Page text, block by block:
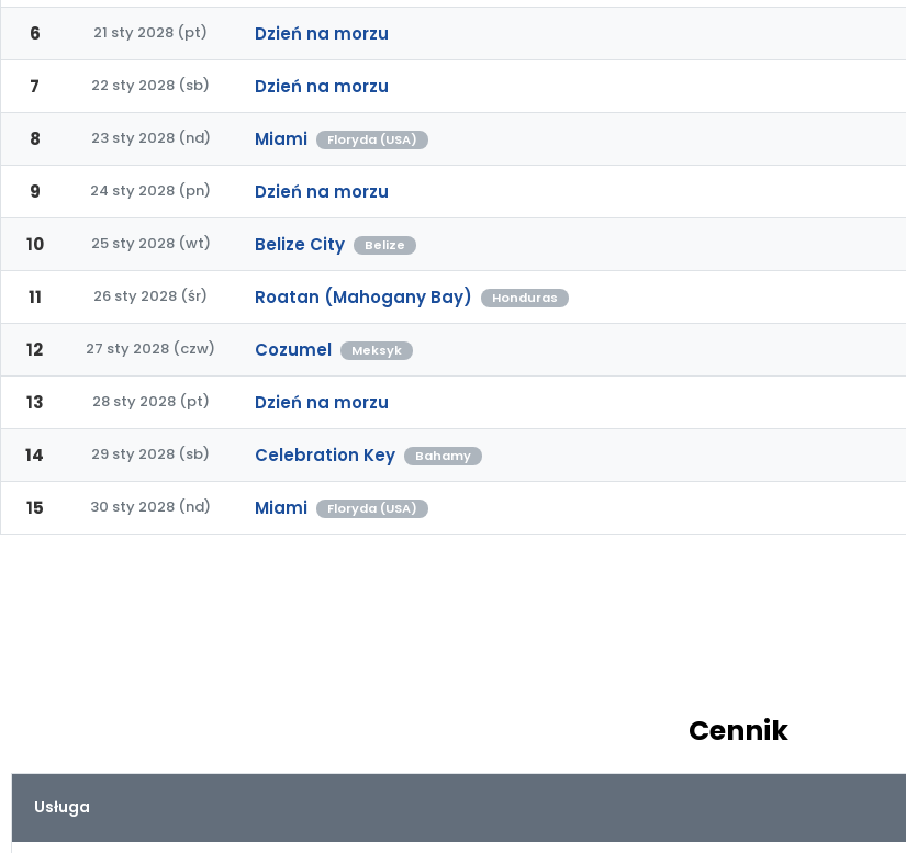
6 21 sty 2028 (pt) Dzień na morzu
7 22 sty 2028 (sb) Dzień na morzu
8 23 sty 2028 (nd) Miami Floryda (USA)
9 24 sty 2028 (pn) Dzień na morzu
10 25 sty 2028 (wt) Belize City Belize
11 26 sty 2028 (śr) Roatan (Mahogany Bay) Honduras
12 27 sty 2028 (czw) Cozumel Meksyk
13 28 sty 2028 (pt) Dzień na morzu
14 29 sty 2028 (sb) Celebration Key Bahamy
15 30 sty 2028 (nd) Miami Floryda (USA)
Cennik
Usługa